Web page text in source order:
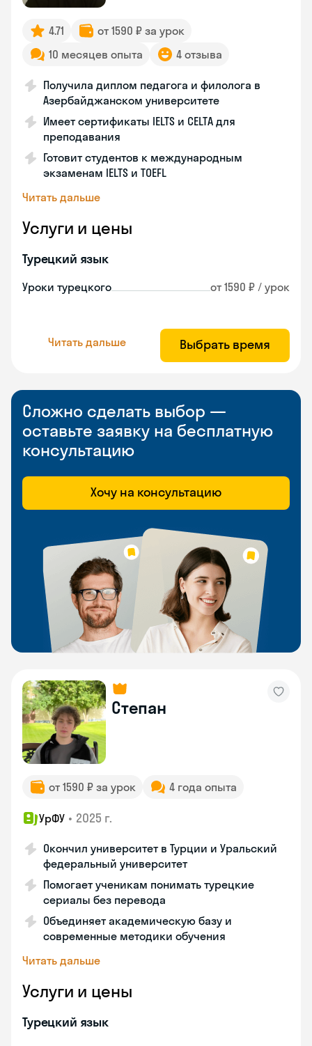
4.71
от 1590 ₽ за урок
10 месяцев опыта
4 отзыва
Получила диплом педагога и филолога в
Азербайджанском университете
Имеет сертификаты IELTS и CELTA для
преподавания
Готовит студентов к международным
экзаменам IELTS и TOEFL
Читать дальше
Услуги и цены
Турецкий язык
Уроки турецкого от 1590 ₽ / урок
Читать дальше Выбрать время
Сложно сделать выбор —
оставьте заявку на бесплатную
консультацию
Хочу на консультацию
Степан
от 1590 ₽ за урок 4 года опыта
УрФУ • 2025 г.
Окончил университет в Турции и Уральский
федеральный университет
Помогает ученикам понимать турецкие
сериалы без перевода
Объединяет академическую базу и
современные методики обучения
Читать дальше
Услуги и цены
Турецкий язык